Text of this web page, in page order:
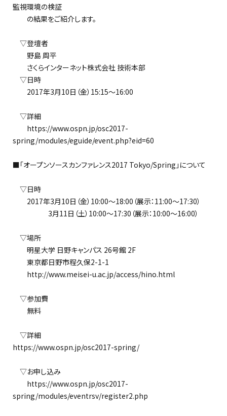
監視環境の検証
の結果をご紹介します。
▽登壇者
野島 周平
さくらインターネット株式会社 技術本部
▽日時
2017年3月10日（金）15:15～16:00
▽詳細
https://www.ospn.jp/osc2017-
spring/modules/eguide/event.php?eid=60
■「オープンソースカンファレンス2017 Tokyo/Spring」について
▽日時
2017年3月10日（金）10:00～18:00（展示：11:00～17:30）
3月11日（土）10:00～17:30（展示：10:00～16:00）
▽場所
明星大学 日野キャンパス 26号館 2F
東京都日野市程久保2-1-1
http://www.meisei-u.ac.jp/access/hino.html
▽参加費
無料
▽詳細
https://www.ospn.jp/osc2017-spring/
▽お申し込み
https://www.ospn.jp/osc2017-
spring/modules/eventrsv/register2.php